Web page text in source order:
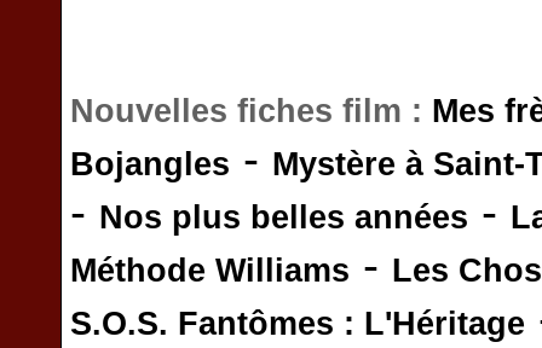
Nouvelles fiches film : Mes
Bojangles - Mystère à Saint-
- Nos plus belles années -
Méthode Williams - Les
S.O.S. Fantômes : L'Héritage